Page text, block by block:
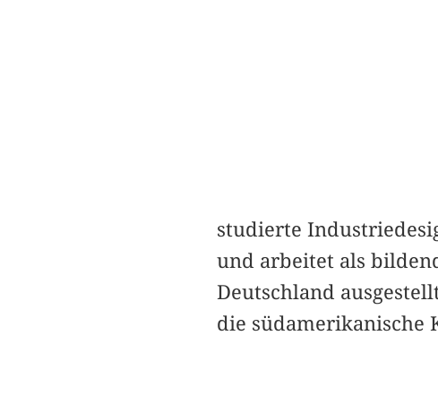
studierte
und arbeitet als
Deutschland
die südamerikanische